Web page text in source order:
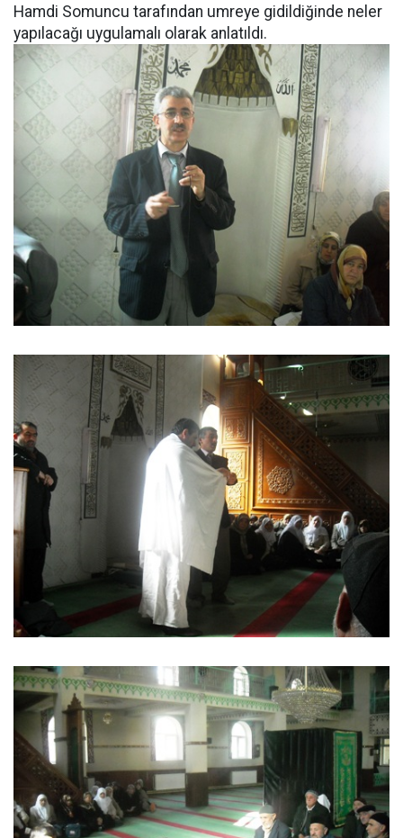
Hamdi Somuncu tarafından umreye gidildiğinde neler
yapılacağı uygulamalı olarak anlatıldı.